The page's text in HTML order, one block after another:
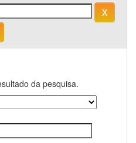
da pesquisa.